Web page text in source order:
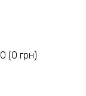
0 (0 грн)